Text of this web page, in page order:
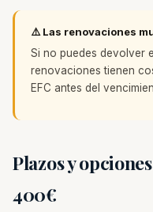
⚠️ Las renovaciones
Si no puedes devolver
renovaciones tienen
EFC antes del
Plazos y
400€